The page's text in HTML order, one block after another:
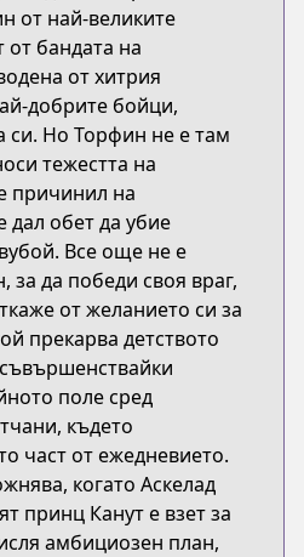
от най-великите
от бандата на
от хитрия
добрите бойци,
си. Но Торфин не е там
тежестта на
причинил на
дал обет да убие
Все още не е
за да победи своя враг,
от желанието си за
прекарва детството
поле сред
където
част от ежедневието.
когато Аскелад
принц Канут е взет за
амбициозен план,